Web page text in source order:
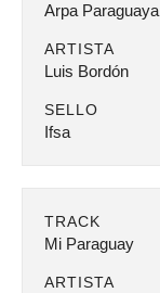
Arpa Paraguaya
ARTISTA
Luis Bordón
SELLO
Ifsa
TRACK
Mi Paraguay
ARTISTA